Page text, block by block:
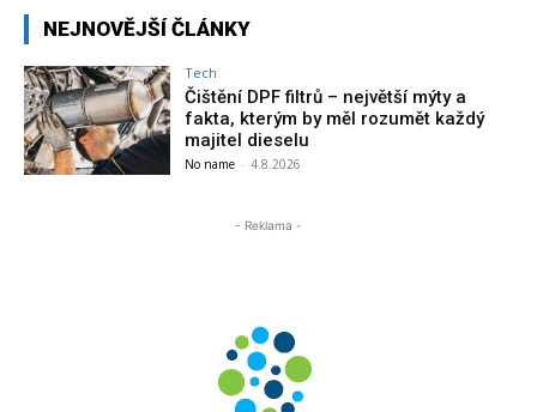
NEJNOVĚJŠÍ ČLÁNKY
Tech
Čištění DPF filtrů – největší mýty a
fakta, kterým by měl rozumět každý
majitel dieselu
No name - 4.8.2026
- Reklama -